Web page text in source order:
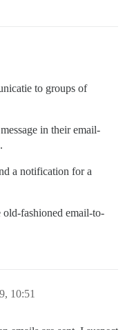
to groups of
in their email-
a notification for a
old-fashioned email-to-
10:51